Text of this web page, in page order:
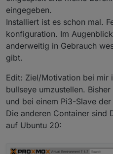
CGroup:
|-2406
/bin/
`-2685 sleep
Dec
Dec
03 12:10:06
Dec
03 12:10:07
Dec
03 12 :10:08
Dec
03 12 :10:10
Dec 03 12 :10:11
Dec 03 12:10:13
eingegeben.
Installiert ist es schon mal.
konfiguration. Im
anderweitig in Gebrauch
gibt.
Edit: Ziel/Motivation bei mir
bullseye umzustellen.
und bei einem Pi3-Slave der
Die anderen Container sind
auf Ubuntu 20: